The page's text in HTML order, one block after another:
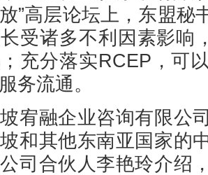
”高层论坛上，东盟秘
受诸多不利因素影响
充分落实RCEP，可
务流通。
融企业咨询有限公
和其他东南亚国家的
司合伙人李艳玲介绍